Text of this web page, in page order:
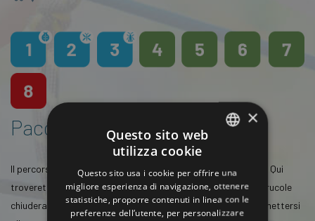
Pacchetto Pro
Il percorso più amato per la sua lunghezza e varietà di giochi! Qui
troverete giochi di media ed elevata difficoltà. Le lunghe carrucole
chiuderanno ogni percorso, i ragazzi troveranno la voglia di mettersi
ENGLISH
GERMAN
×
Questo sito web
utilizza cookie
Questo sito usa i cookie per offrire una
migliore esperienza di navigazione, ottenere
statistiche, proporre contenuti in linea con le
preferenze dell’utente, per personalizzare